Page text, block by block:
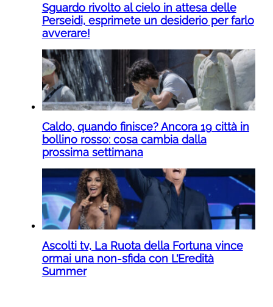
Sguardo rivolto al cielo in attesa delle
Perseidi, esprimete un desiderio per farlo
avverare!
Caldo, quando finisce? Ancora 19 città in
bollino rosso: cosa cambia dalla
prossima settimana
Ascolti tv, La Ruota della Fortuna vince
ormai una non-sfida con L’Eredità
Summer